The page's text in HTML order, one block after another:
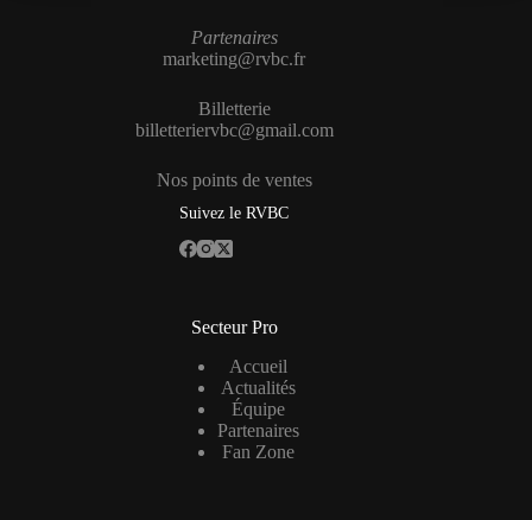
Partenaires
marketing@rvbc.fr
Billetterie
billetteriervbc@gmail.com
Nos points de ventes
Suivez le RVBC
Secteur Pro
Accueil
Actualités
Équipe
Partenaires
Fan Zone